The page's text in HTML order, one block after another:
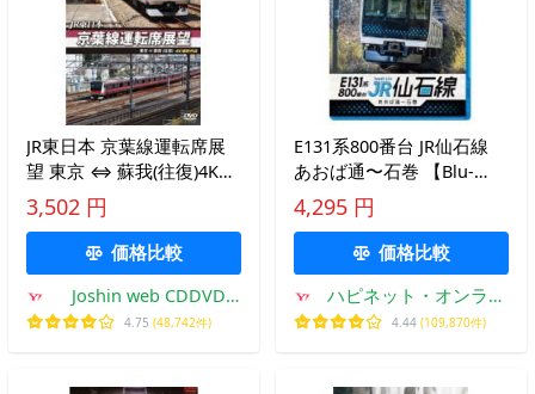
JR東日本 京葉線運転席展
望 東京 ⇔ 蘇我(往復)4K撮
影作品/鉄道[DVD]【返品
種別A】
3,502 円
価格比較
Joshin web CDDVD
Yahoo!店
4.75 (48,742件)
E131系800番台 JR仙石線
あおば通〜石巻 【Blu-
ray】
4,295 円
価格比較
ハピネット・オンライ
ンYahoo!ショッピング
4.44 (109,870件)